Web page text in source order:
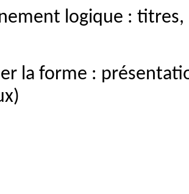
logique :
la forme :